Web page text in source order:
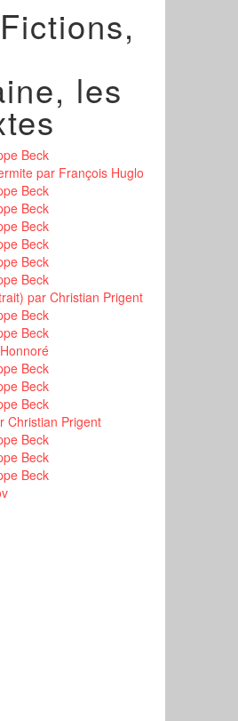
les
Beck
par François Huglo
Beck
Beck
Beck
Beck
Beck
Beck
par Christian Prigent
Beck
Beck
Beck
Beck
Beck
Christian Prigent
Beck
Beck
Beck